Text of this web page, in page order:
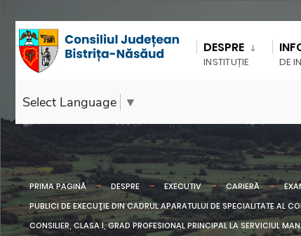
DESPRE
INSTITUȚIE DE
Select Language ▼
PRIMA PAGINĂ DESPRE EXECUTIV CARIERĂ
PUBLICI DE EXECUŢIE DIN CADRUL APARATULUI DE SPECIALITATE AL
CONSILIER, CLASA I, GRAD PROFESIONAL PRINCIPAL LA SERVICIUL